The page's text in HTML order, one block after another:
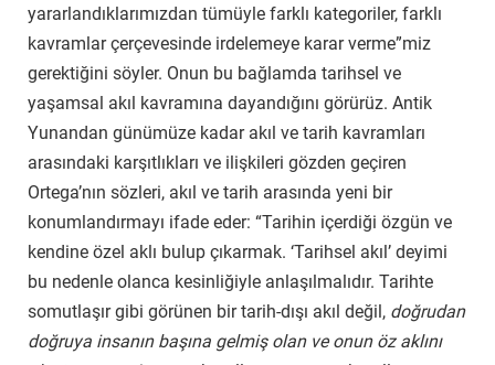
yararlandıklarımızdan tümüyle farklı kategoriler, farklı
kavramlar çerçevesinde irdelemeye karar verme”miz
gerektiğini söyler. Onun bu bağlamda tarihsel ve
yaşamsal akıl kavramına dayandığını görürüz. Antik
Yunandan günümüze kadar akıl ve tarih kavramları
arasındaki karşıtlıkları ve ilişkileri gözden geçiren
Ortega’nın sözleri, akıl ve tarih arasında yeni bir
konumlandırmayı ifade eder: “Tarihin içerdiği özgün ve
kendine özel aklı bulup çıkarmak. ‘Tarihsel akıl’ deyimi
bu nedenle olanca kesinliğiyle anlaşılmalıdır. Tarihte
somutlaşır gibi görünen bir tarih-dışı akıl değil, doğrudan
doğruya insanın başına gelmiş olan ve onun öz aklını